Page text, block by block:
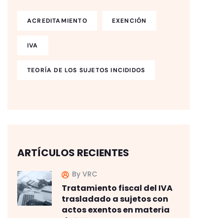
ACREDITAMIENTO EXENCIÓN
IVA
TEORÍA DE LOS SUJETOS INCIDIDOS
ARTÍCULOS RECIENTES
By VRC
Tratamiento fiscal del IVA
trasladado a sujetos con
actos exentos en materia